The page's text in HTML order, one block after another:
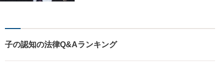
是非一度ご相談ください。
子の認知の法律Q&Aランキング